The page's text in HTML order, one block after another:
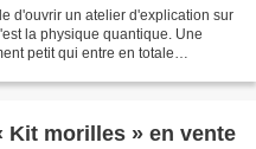
d'ouvrir un atelier d'explication sur
la physique quantique. Une
petit qui entre en totale
Kit morilles » en vente